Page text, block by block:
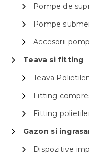
Pompe de
Pompe
Accesorii
Teava si fitting
Teava
Fitting
Fitting
Gazon si
Dispozitive